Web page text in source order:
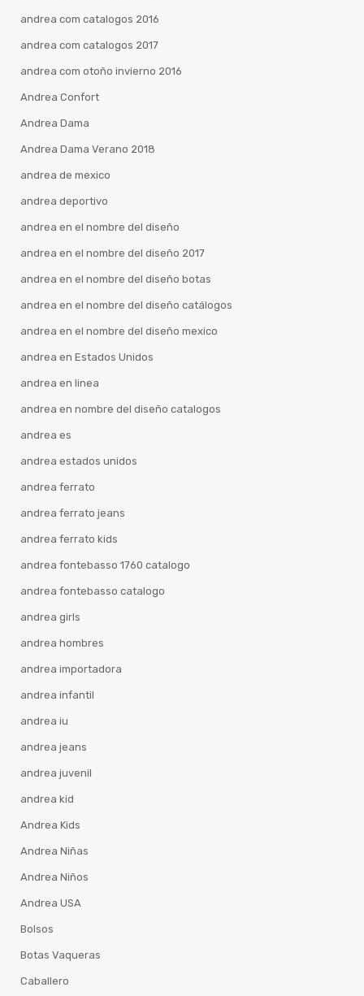
andrea com catalogos 2016
andrea com catalogos 2017
andrea com otoño invierno 2016
Andrea Confort
Andrea Dama
Andrea Dama Verano 2018
andrea de mexico
andrea deportivo
andrea en el nombre del diseño
andrea en el nombre del diseño 2017
andrea en el nombre del diseño botas
andrea en el nombre del diseño catálogos
andrea en el nombre del diseño mexico
andrea en Estados Unidos
andrea en linea
andrea en nombre del diseño catalogos
andrea es
andrea estados unidos
andrea ferrato
andrea ferrato jeans
andrea ferrato kids
andrea fontebasso 1760 catalogo
andrea fontebasso catalogo
andrea girls
andrea hombres
andrea importadora
andrea infantil
andrea iu
andrea jeans
andrea juvenil
andrea kid
Andrea Kids
Andrea Niñas
Andrea Niños
Andrea USA
Bolsos
Botas Vaqueras
Caballero